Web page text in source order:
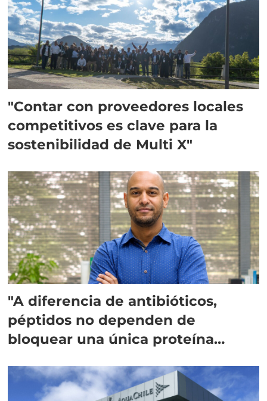
"Contar con proveedores locales
competitivos es clave para la
sostenibilidad de Multi X"
"A diferencia de antibióticos,
péptidos no dependen de
bloquear una única proteína